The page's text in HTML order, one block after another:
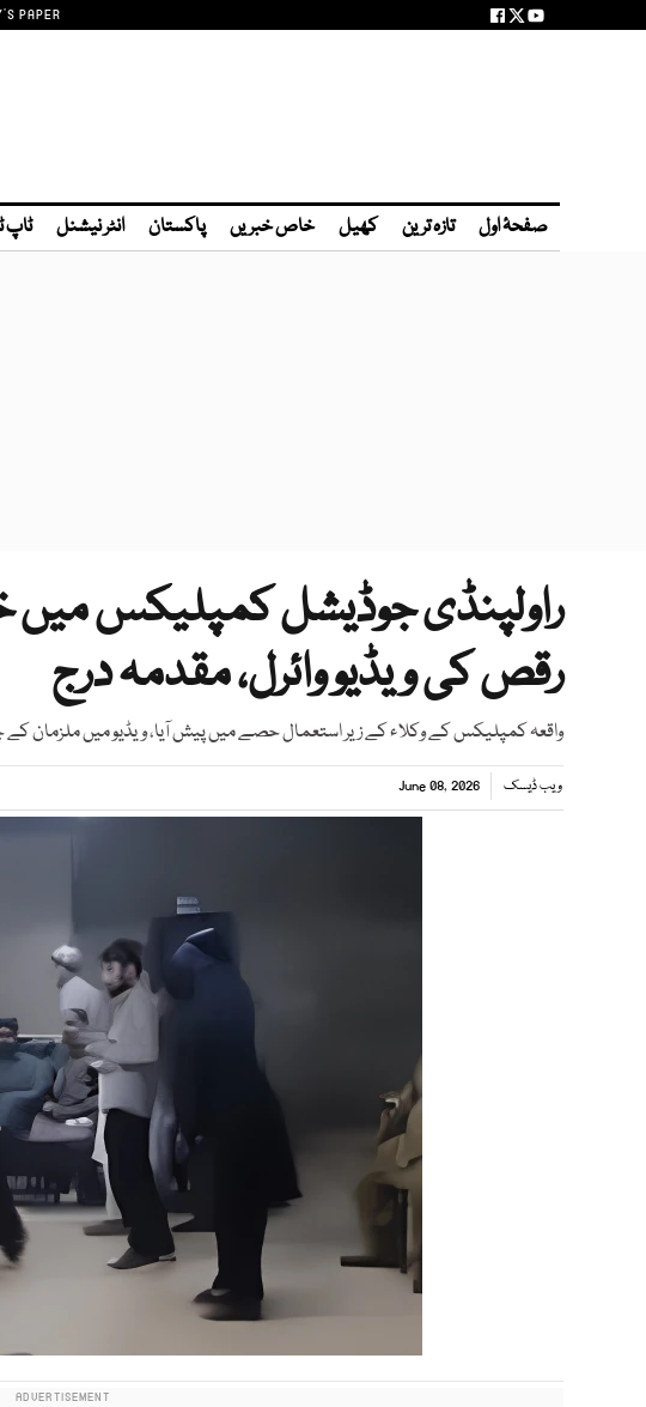
PAPER
صفحۂ اول تازہ ترین کھیل خاص خبریں پاکستان انٹر نیشنل ٹاپ
راولپنڈی جوڈیشل کمپلیکس میں
رقص کی ویڈیو وائرل، مقدمہ درج
واقعہ کمپلیکس کے وکلاء کے زیر استعمال حصے میں پیش آیا، ویڈیو میں ملزمان
ویب ڈیسک June 08, 2026